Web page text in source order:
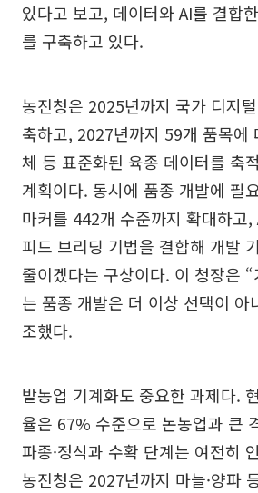
있다고 보고, 데이터와 AI를 결합
를 구축하고 있다.
농진청은 2025년까지 국가 디지
축하고, 2027년까지 59개 품목에
체 등 표준화된 육종 데이터를 축
계획이다. 동시에 품종 개발에 필
마커를 442개 수준까지 확대하고
피드 브리딩 기법을 결합해 개발
줄이겠다는 구상이다. 이 청장은
는 품종 개발은 더 이상 선택이 아
조했다.
밭농업 기계화도 중요한 과제다.
율은 67% 수준으로 논농업과 큰
파종·정식과 수확 단계는 여전히
농진청은 2027년까지 마늘·양파